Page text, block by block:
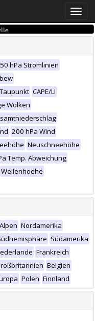
Toggle
hPa Stromlinien
CAPE/LI
Wolken
200 hPa Wind
Neuschneehöhe
Temp. Abweichung
Wellenhoehe
Alpen Nordamerika
Südamerika
Frankreich
Belgien
Polen Finnland